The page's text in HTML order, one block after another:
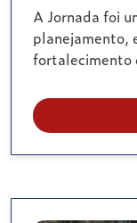
A Jornada foi
planejamento,
fortalecimento